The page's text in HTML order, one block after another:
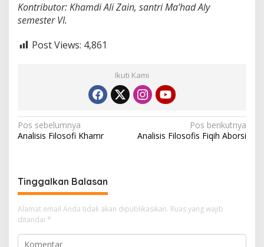
Kontributor: Khamdi Ali Zain, santri Ma’had Aly
semester VI.
Post Views: 4,861
Ikuti Kami
N
a
i
g
a
s
Pos sebelumnya
Analisis Filosofi Khamr
Pos berikutnya
Analisis Filosofis Fiqih Aborsi
Tinggalkan Balasan
Alamat email Anda tidak akan dipublikasikan. Ruas yang wajib
ditandai *